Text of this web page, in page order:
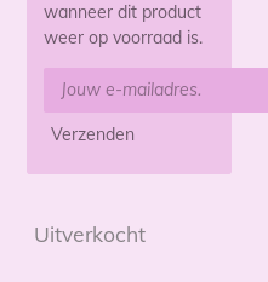
wanneer dit product
weer op voorraad is.
Verzenden
Uitverkocht